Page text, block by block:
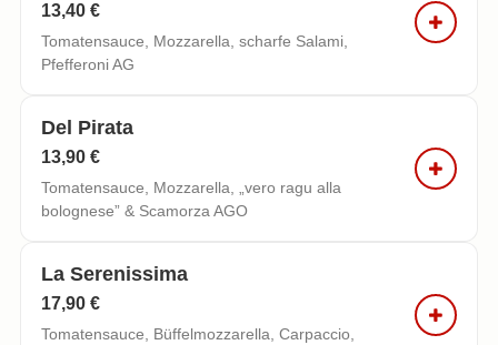
13,40 €
Tomatensauce, Mozzarella, scharfe Salami,
Pfefferoni AG
Del Pirata
13,90 €
Tomatensauce, Mozzarella, „vero ragu alla
bolognese” & Scamorza AGO
La Serenissima
17,90 €
Tomatensauce, Büffelmozzarella, Carpaccio,